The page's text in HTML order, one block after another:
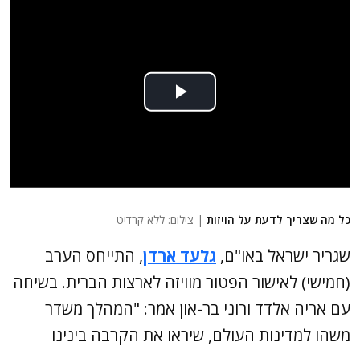
כל מה שצריך לדעת על הויזות | צילום: ללא קרדיט
שגריר ישראל באו"ם, גלעד ארדן, התייחס הערב
(חמישי) לאישור הפטור מוויזה לארצות הברית. בשיחה
עם אריה אלדד ורוני בר-און אמר: "המהלך משדר
משהו למדינות העולם, שיראו את הקרבה בינינו